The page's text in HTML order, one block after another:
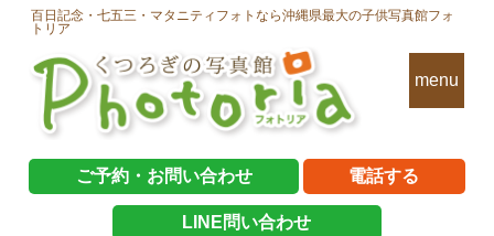
百日記念・七五三・マタニティフォトなら沖縄県最大の子供写真館フォ
トリア
menu
ご予約・お問い合わせ 電話する
LINE問い合わせ